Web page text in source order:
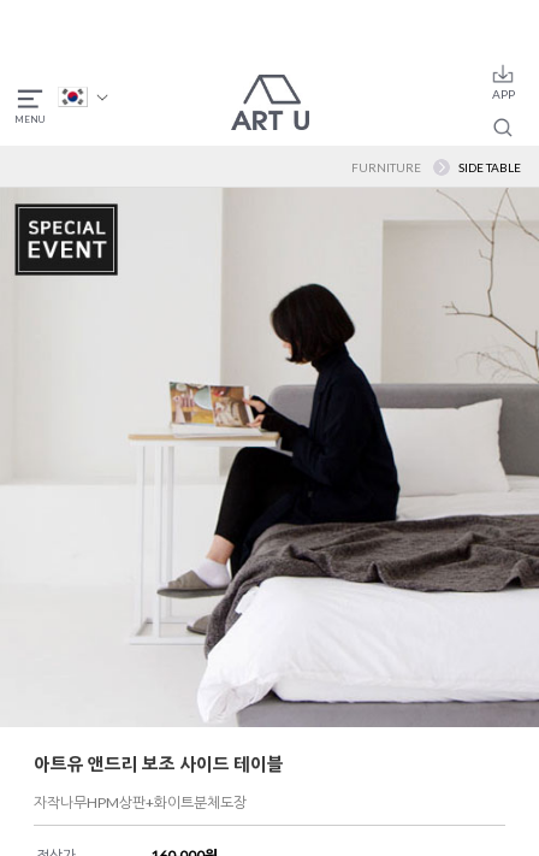
FURNITURE SIDE TABLE
아트유 앤드리 보조 사이드 테이블
자작나무HPM상판+화이트분체도장